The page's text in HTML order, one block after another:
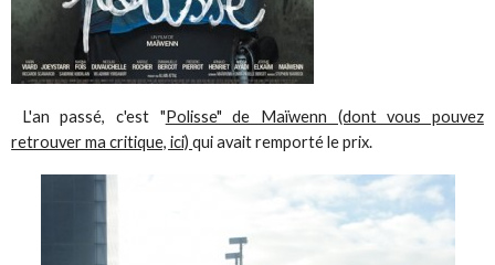
L'an passé, c'est "Polisse" de Maïwenn (dont vous pouvez
retrouver ma critique, ici)qui avait remporté le prix.